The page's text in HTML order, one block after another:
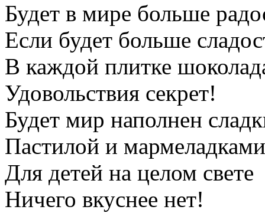
Будет в мире больше
Если будет больше
В каждой плитке
Удовольствия секрет!
Будет мир наполнен
Пастилой и
Для детей на целом свете
Ничего вкуснее нет!